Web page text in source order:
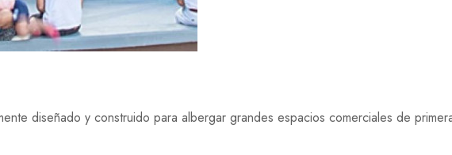
diseñado y construido para albergar grandes espacios comerciales de